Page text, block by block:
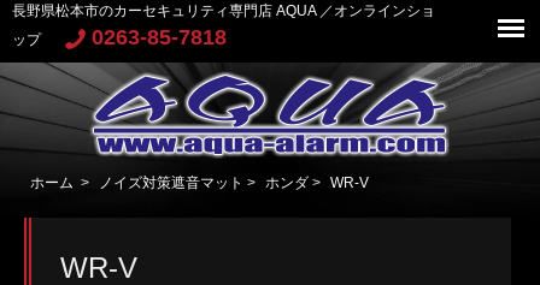
長野県松本市のカーセキュリティ専門店 AQUA ／オンラインショ
ップ
0263-85-7818
ホーム > ノイズ対策遮音マット > ホンダ > WR-V
WR-V